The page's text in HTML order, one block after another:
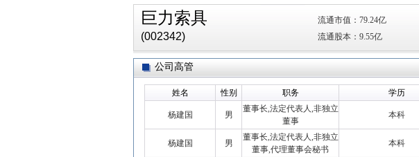
巨力索具
(002342)
流通市值： 79.24亿
流通股本： 9.55亿
公司高管
姓名 性别 职务 学历
杨建国 男
董事长,法定代表人,非独立
董事
本科
杨建国 男
董事长,法定代表人,非独立
董事,代理董事会秘书
本科